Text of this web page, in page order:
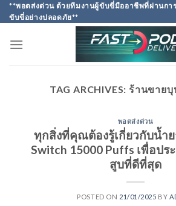
Skip
to
**พอตส่งด่วน ด้วยทีมงานผู้ขับขี่มืออาชีพที่ผ่านกา
ขับขี่อย่างปลอดภัย**
TAG ARCHIVES: ร้านขาย
พอตส่งด่วน
ทุกสิ่งที่คุณต้องรู้เกี่ยวกับน้ำ
Switch 15000 Puffs เพื่อป
สูบที่ดีที่สุด
POSTED ON 21/01/2025 BY